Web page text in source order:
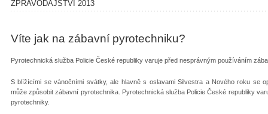
ZPRAVODAJSTVÍ 2013
Víte jak na zábavní pyrotechniku?
Pyrotechnická služba Policie České republiky varuje před nesprávným používáním
S blížícími se vánočními svátky, ale hlavně s oslavami Silvestra a Nového roku se
může způsobit zábavní pyrotechnika. Pyrotechnická služba Policie České republiky
pyrotechniky.